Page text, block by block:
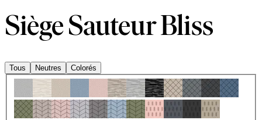
Siège Sauteur Bliss
Tous Neutres Colorés